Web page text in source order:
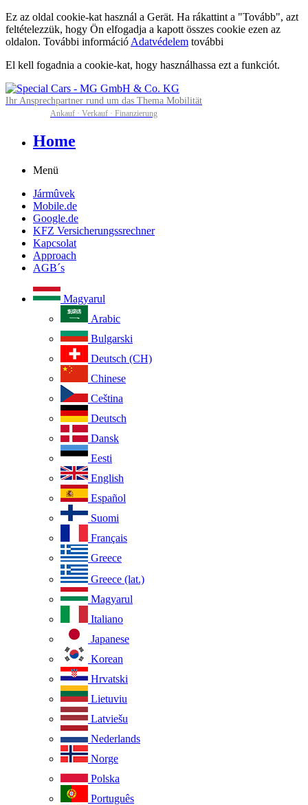
Ez az oldal cookie-kat használ a Gerät. Ha rákattint a "Tovább", azt
feltételezzük, hogy Ön elfogadja a kapott összes cookie ezen az
oldalon. További információ Adatvédelem további
El kell fogadnia a cookie-kat, hogy használhassa ezt a funkciót.
Ihr Ansprechpartner rund um das Thema Mobilität
Ankauf · Verkauf · Finanzierung
Home
Menü
Jármûvek
Mobile.de
Google.de
KFZ Versicherungssrechner
Kapcsolat
Approach
AGB´s
Magyarul
Arabic
Bulgarski
Deutsch (CH)
Chinese
Ceština
Deutsch
Dansk
Eesti
English
Español
Suomi
Français
Greece
Greece (lat.)
Magyarul
Italiano
Japanese
Korean
Hrvatski
Lietuviu
Latviešu
Nederlands
Norge
Polska
Português